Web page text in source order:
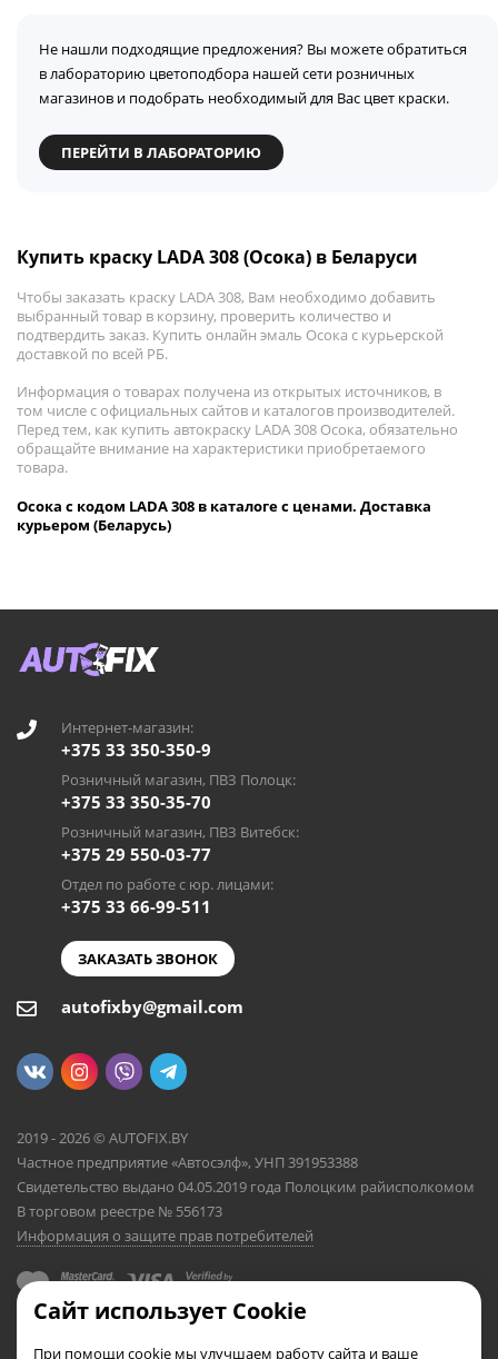
Не нашли подходящие предложения? Вы можете обратиться
в лабораторию цветоподбора нашей сети розничных
магазинов и подобрать необходимый для Вас цвет краски.
ПЕРЕЙТИ В ЛАБОРАТОРИЮ
Купить краску LADA 308 (Осока) в Беларуси
Чтобы заказать краску LADA 308, Вам необходимо добавить
выбранный товар в корзину, проверить количество и
подтвердить заказ. Купить онлайн эмаль Осока с курьерской
доставкой по всей РБ.
Информация о товарах получена из открытых источников, в
том числе с официальных сайтов и каталогов производителей.
Перед тем, как купить автокраску LADA 308 Осока, обязательно
обращайте внимание на характеристики приобретаемого
товара.
Осока с кодом LADA 308 в каталоге с ценами. Доставка
курьером (Беларусь)
Интернет-магазин:
+375 33 350-350-9
Розничный магазин, ПВЗ Полоцк:
+375 33 350-35-70
Розничный магазин, ПВЗ Витебск:
+375 29 550-03-77
Отдел по работе с юр. лицами:
+375 33 66-99-511
ЗАКАЗАТЬ ЗВОНОК
autofixby@gmail.com
2019 - 2026 © AUTOFIX.BY
Частное предприятие «Автосэлф», УНП 391953388
Свидетельство выдано 04.05.2019 года Полоцким райисполкомом
В торговом реестре № 556173
Информация о защите прав потребителей
Сайт использует Cookie
При помощи cookie мы улучшаем работу сайта и ваше